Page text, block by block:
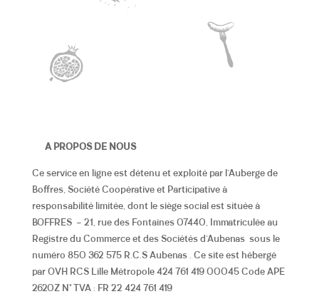
A PROPOS DE NOUS
Ce service en ligne est détenu et exploité par l’Auberge de
Boffres, Société Coopérative et Participative à
responsabilité limitée, dont le siège social est située à
BOFFRES – 21, rue des Fontaines 07440, Immatriculée au
Registre du Commerce et des Sociétés d’Aubenas sous le
numéro 850 362 575 R.C.S Aubenas . Ce site est hébergé
par OVH RCS Lille Métropole 424 761 419 00045 Code APE
2620Z N° TVA : FR 22 424 761 419